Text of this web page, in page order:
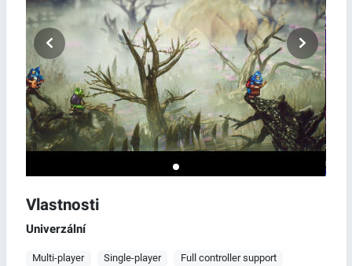
Vlastnosti
Univerzální
Multi-player Single-player Full controller support